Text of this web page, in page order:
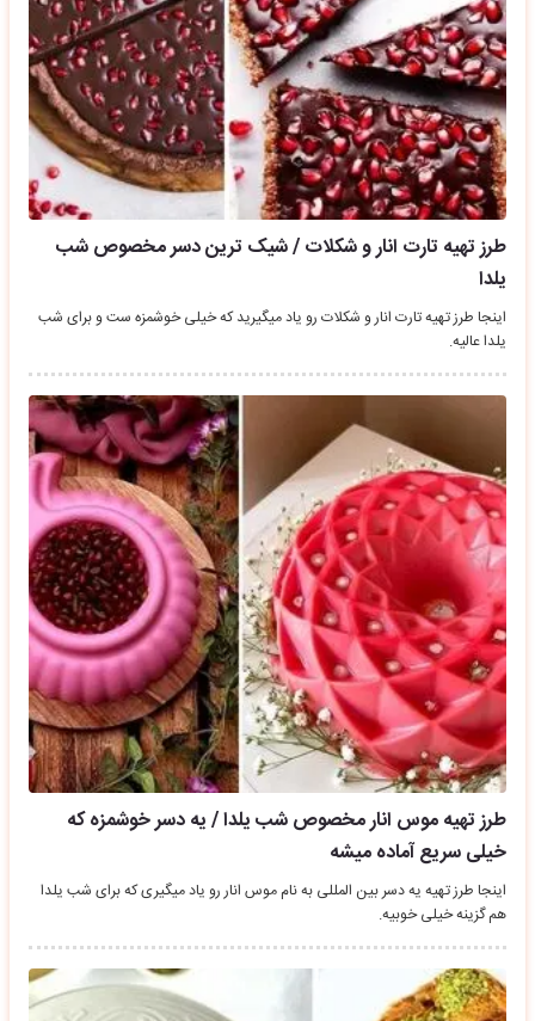
طرز تهیه تارت انار و شکلات / شیک ترین دسر مخصوص شب
یلدا
اینجا طرز تهیه تارت انار و شکلات رو یاد میگیرید که خیلی خوشمزه ست و برای شب
یلدا عالیه.
طرز تهیه موس انار مخصوص شب یلدا / یه دسر خوشمزه که
خیلی سریع آماده میشه
اینجا طرز تهیه یه دسر بین المللی به نام موس انار رو یاد میگیری که برای شب یلدا
هم گزینه خیلی خوبیه.